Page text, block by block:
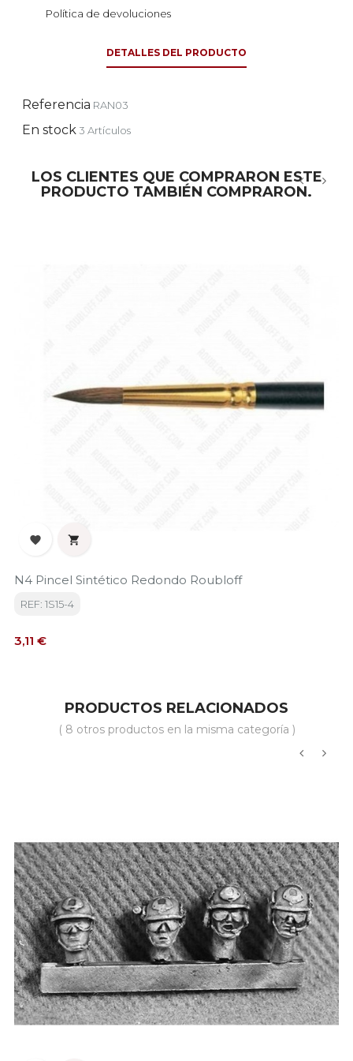
Política de devoluciones
DETALLES DEL PRODUCTO
Referencia RAN03
En stock3 Artículos
LOS CLIENTES QUE COMPRARON ESTE
PRODUCTO TAMBIÉN COMPRARON.
 
N4 Pincel Sintético Redondo Roubloff
REF: 1S15-4
Precio
3,11 €
PRODUCTOS RELACIONADOS
( 8 otros productos en la misma categoría )